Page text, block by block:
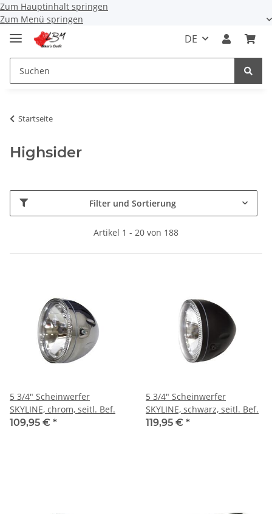
Zum Hauptinhalt springen
Zum Menü springen
DE
Startseite
Highsider
Filter und Sortierung
Artikel 1 - 20 von 188
5 3/4" Scheinwerfer
SKYLINE, chrom, seitl. Bef.
109,95 € *
5 3/4" Scheinwerfer
SKYLINE, schwarz, seitl. Bef.
119,95 € *